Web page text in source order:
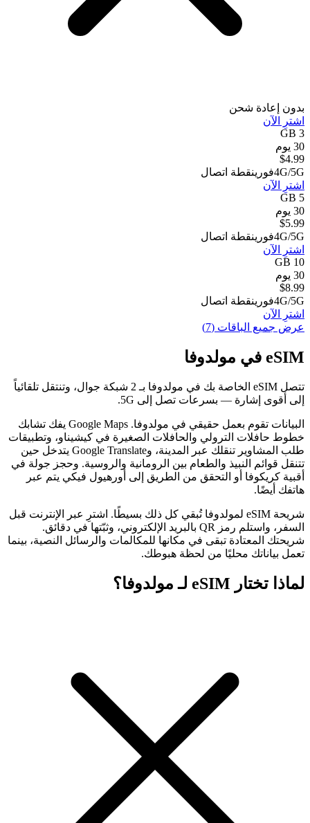
بدون إعادة شحن
اشترِ الآن
3 GB
30 يوم
$4.99
4G/5Gفورينقطة اتصال
اشترِ الآن
5 GB
30 يوم
$5.99
4G/5Gفورينقطة اتصال
اشترِ الآن
10 GB
30 يوم
$8.99
4G/5Gفورينقطة اتصال
اشترِ الآن
عرض جميع الباقات (7)
eSIM في مولدوفا
تتصل eSIM الخاصة بك في مولدوفا بـ 2 شبكة جوال، وتنتقل تلقائياً
إلى أقوى إشارة — بسرعات تصل إلى 5G.
البيانات تقوم بعمل حقيقي في مولدوفا. Google Maps يفك تشابك
خطوط حافلات الترولي والحافلات الصغيرة في كيشيناو، وتطبيقات
طلب المشاوير تنقلك عبر المدينة، وGoogle Translate يتدخل حين
تتنقل قوائم النبيذ والطعام بين الرومانية والروسية. وحجز جولة في
أقبية كريكوفا أو التحقق من الطريق إلى أورهيول فيكي يتم عبر
هاتفك أيضًا.
شريحة eSIM لمولدوفا تُبقي كل ذلك بسيطًا. اشترِ عبر الإنترنت قبل
السفر، واستلم رمز QR بالبريد الإلكتروني، وثبّتها في دقائق.
شريحتك المعتادة تبقى في مكانها للمكالمات والرسائل النصية، بينما
تعمل بياناتك محليًا من لحظة هبوطك.
لماذا تختار eSIM لـ مولدوفا؟